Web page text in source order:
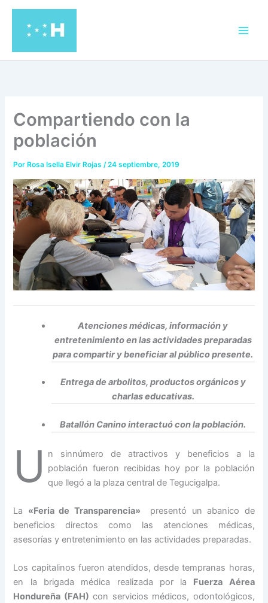
contenido
Compartiendo con la
población
Por Rosa Isella Elvir Rojas/24 septiembre, 2019
Atenciones médicas, información y
entretenimiento en las actividades preparadas
para compartir y beneficiar al público presente.
Entrega de arbolitos, productos orgánicos y
charlas educativas.
Batallón Canino interactuó con la población.
U
n sinnúmero de atractivos y beneficios a la
población fueron recibidas hoy por la población
que llegó a la plaza central de Tegucigalpa.
La «Feria de Transparencia» presentó un abanico de
beneficios directos como las atenciones médicas,
asesorías y entretenimiento en las actividades preparadas.
Los capitalinos fueron atendidos, desde tempranas horas,
en la brigada médica realizada por la Fuerza Aérea
Hondureña (FAH) con servicios médicos, odontológicos,